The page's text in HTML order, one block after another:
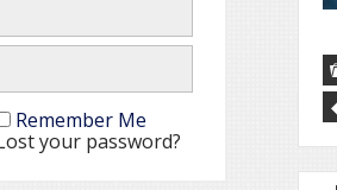
Remember Me
your password?